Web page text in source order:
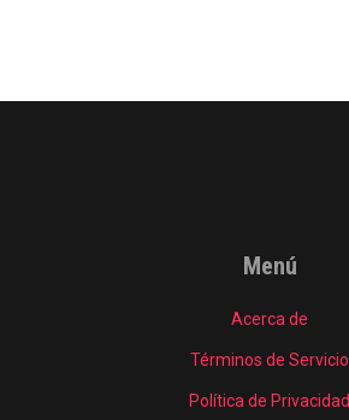
Menú
Acerca de
Términos de Servicio
Política de Privacidad